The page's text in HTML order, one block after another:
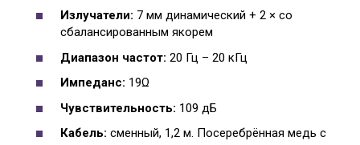
Излучатели: 7 мм динамический + 2 × со
сбалансированным якорем
Диапазон частот: 20 Гц – 20 кГц
Импеданс: 19Ω
Чувствительность: 109 дБ
Кабель: сменный, 1,2 м. Посеребрённая медь с